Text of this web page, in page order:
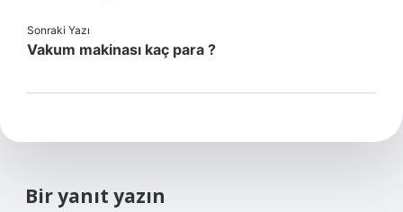
Sonraki Yazı
Vakum makinası kaç para ?
Bir yanıt yazın